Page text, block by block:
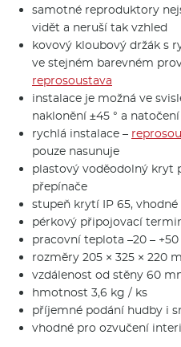
samotné reproduktory
vidět a neruší tak vzhled
kovový kloubový držák s
ve stejném barevném
reprosoustava
instalace je možná ve
naklonění ±45 ° a natočení
rychlá instalace –
pouze nasunuje
plastový voděodolný kryt
přepínače
stupeň krytí IP 65,
pérkový připojovací
pracovní teplota –20 – +50
rozměry 205 × 325 × 220
vzdálenost od stěny 60
hmotnost 3,6 kg / ks
příjemné podání hudby i
vhodné pro ozvučení